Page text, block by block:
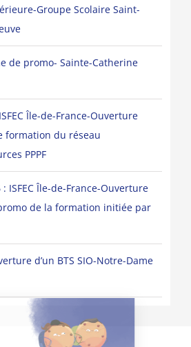
Groupe Scolaire Saint-
de promo- Sainte-Catherine
Île-de-France-Ouverture
formation du réseau
PPPF
ISFEC Île-de-France-Ouverture
de la formation initiée par
d’un BTS SIO-Notre-Dame